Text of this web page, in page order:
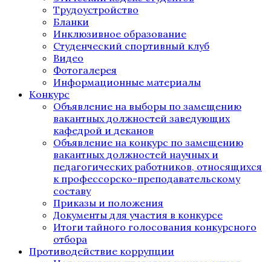
Трудоустройство
Бланки
Инклюзивное образование
Студенческий спортивный клуб
Видео
Фотогалерея
Информационные материалы
Конкурс
Объявление на выборы по замещению
вакантных должностей заведующих
кафедрой и деканов
Объявление на конкурс по замещению
вакантных должностей научных и
педагогических работников, относящихся
к профессорско-преподавательскому
составу
Приказы и положения
Документы для участия в конкурсе
Итоги тайного голосования конкурсного
отбора
Противодействие коррупции